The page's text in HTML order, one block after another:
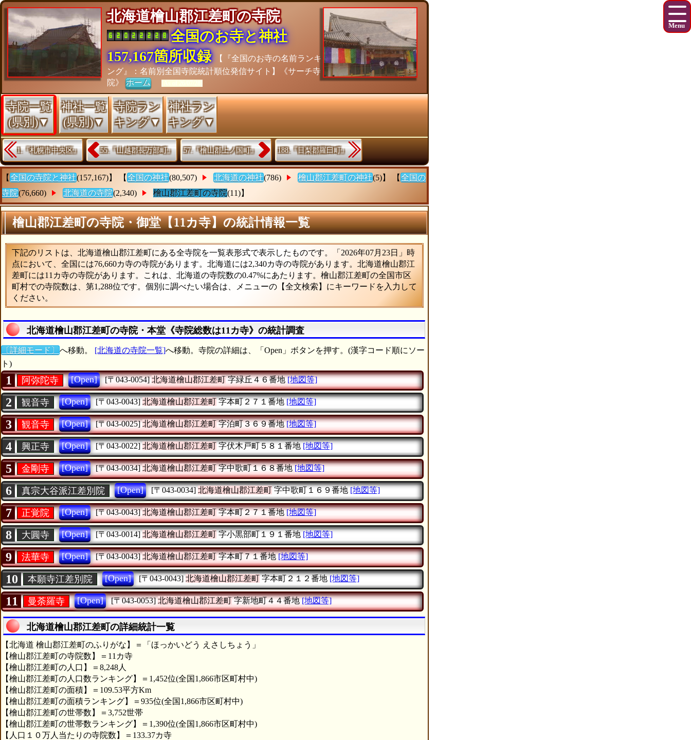
北海道檜山郡江差町の寺院
全国のお寺と神社
157,167箇所収録
【『全国のお寺の名前ランキ
ング』：名前別全国寺院統計順位発信サイト】《サーチ寺
院》ホーム [As of 26/07/28]
寺院一覧
(県別)▼
神社一覧
(県別)▼
寺院ラン
キング▼
神社ラン
キング▼
1.『札幌市中央区』 55.『山越郡長万部町』 57.『檜山郡上ノ国町』 188.『目梨郡羅臼町』
【 全国の寺院と神社(157,167)】 【 全国の神社(80,507) 北海道の神社(786) 檜山郡江差町の神社(5)】 【 全国の
寺院(76,660) 北海道の寺院(2,340) 檜山郡江差町の寺院(11)】
檜山郡江差町の寺院・御堂【11カ寺】の統計情報一覧
下記のリストは、北海道檜山郡江差町にある全寺院を一覧表形式で表示したものです。「2026年07月23日」時
点において、全国には76,660カ寺の寺院があります。北海道には2,340カ寺の寺院があります。北海道檜山郡江
差町には11カ寺の寺院があります。これは、北海道の寺院数の0.47%にあたります。檜山郡江差町の全国市区
町村での寺院数は、第1,288位です。個別に調べたい場合は、メニューの【全文検索】にキーワードを入力して
ください。
北海道檜山郡江差町の寺院・本堂《寺院総数は11カ寺》の統計調査
〔詳細モード〕 へ移動。 [北海道の寺院一覧]へ移動。寺院の詳細は、「Open」ボタンを押す。(漢字コード順にソー
ト)
1 阿弥陀寺 [Open] [〒043-0054] 北海道檜山郡江差町字緑丘４６番地 [地図等]
2 観音寺 [Open] [〒043-0043] 北海道檜山郡江差町字本町２７１番地 [地図等]
3 観音寺 [Open] [〒043-0025] 北海道檜山郡江差町字泊町３６９番地 [地図等]
4 興正寺 [Open] [〒043-0022] 北海道檜山郡江差町字伏木戸町５８１番地 [地図等]
5 金剛寺 [Open] [〒043-0034] 北海道檜山郡江差町字中歌町１６８番地 [地図等]
6 真宗大谷派江差別院 [Open] [〒043-0034] 北海道檜山郡江差町字中歌町１６９番地 [地図等]
7 正覚院 [Open] [〒043-0043] 北海道檜山郡江差町字本町２７１番地 [地図等]
8 大圓寺 [Open] [〒043-0014] 北海道檜山郡江差町字小黒部町１９１番地 [地図等]
9 法華寺 [Open] [〒043-0043] 北海道檜山郡江差町字本町７１番地 [地図等]
10 本願寺江差別院 [Open] [〒043-0043] 北海道檜山郡江差町字本町２１２番地 [地図等]
11 曼荼羅寺 [Open] [〒043-0053] 北海道檜山郡江差町字新地町４４番地 [地図等]
北海道檜山郡江差町の詳細統計一覧
【北海道 檜山郡江差町のふりがな】＝「ほっかいどう えさしちょう」
【檜山郡江差町の寺院数】＝11カ寺
【檜山郡江差町の人口】＝8,248人
【檜山郡江差町の人口数ランキング】＝1,452位(全国1,866市区町村中)
【檜山郡江差町の面積】＝109.53平方Km
【檜山郡江差町の面積ランキング】＝935位(全国1,866市区町村中)
【檜山郡江差町の世帯数】＝3,752世帯
【檜山郡江差町の世帯数ランキング】＝1,390位(全国1,866市区町村中)
【人口１０万人当たりの寺院数】＝133.37カ寺